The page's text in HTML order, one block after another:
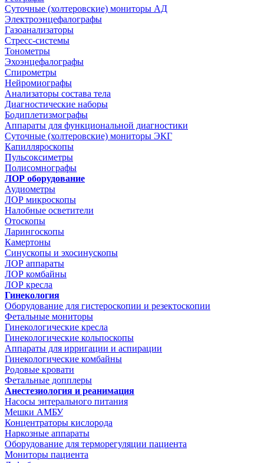
Суточные (холтеровские) мониторы АД
Электроэнцефалографы
Газоанализаторы
Стресс-системы
Тонометры
Эхоэнцефалографы
Спирометры
Нейромиографы
Анализаторы состава тела
Диагностические наборы
Бодиплетизмографы
Аппараты для функциональной диагностики
Суточные (холтеровские) мониторы ЭКГ
Капилляроскопы
Пульсоксиметры
Полисомнографы
ЛОР оборудование
Аудиометры
ЛОР микроскопы
Налобные осветители
Отоскопы
Ларингоскопы
Камертоны
Синускопы и эхосинускопы
ЛОР аппараты
ЛОР комбайны
ЛОР кресла
Гинекология
Оборудование для гистероскопии и резектоскопии
Фетальные мониторы
Гинекологические кресла
Гинекологические кольпоскопы
Аппараты для ирригации и аспирации
Гинекологические комбайны
Родовые кровати
Фетальные допплеры
Анестезиология и реанимация
Насосы энтерального питания
Мешки АМБУ
Концентраторы кислорода
Наркозные аппараты
Оборудование для терморегуляции пациента
Мониторы пациента